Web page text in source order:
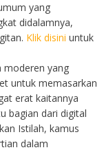
yang
didalamnya,
Klik disini untuk
moderen yang
untuk memasarkan
erat kaitannya
bagian dari digital
Istilah, kamus
dalam